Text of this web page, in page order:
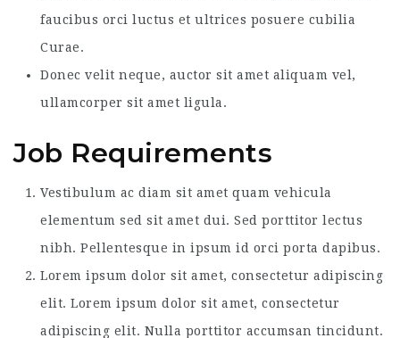
faucibus orci luctus et ultrices posuere cubilia
Curae.
Donec velit neque, auctor sit amet aliquam vel,
ullamcorper sit amet ligula.
Job Requirements
Vestibulum ac diam sit amet quam vehicula
elementum sed sit amet dui. Sed porttitor lectus
nibh. Pellentesque in ipsum id orci porta dapibus.
Lorem ipsum dolor sit amet, consectetur adipiscing
elit. Lorem ipsum dolor sit amet, consectetur
adipiscing elit. Nulla porttitor accumsan tincidunt.